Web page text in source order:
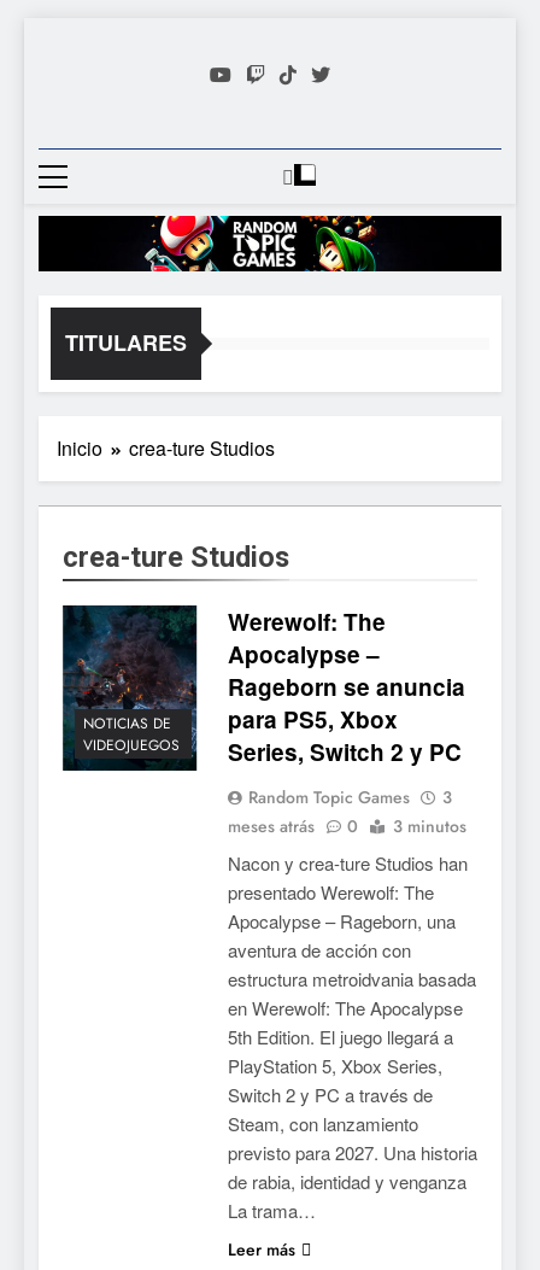
Random
Games
Videojuego Favorito
TITULARES
Inicio crea-ture Studios
crea-ture Studios
NOTICIAS DE
VIDEOJUEGOS
Werewolf: The
Apocalypse –
Rageborn se anuncia
para PS5, Xbox
Series, Switch 2 y PC
Random Topic Games
3
meses atrás
0 3 minutos
Nacon y crea-ture Studios han
presentado Werewolf: The
Apocalypse – Rageborn, una
aventura de acción con
estructura metroidvania basada
en Werewolf: The Apocalypse
5th Edition. El juego llegará a
PlayStation 5, Xbox Series,
Switch 2 y PC a través de
Steam, con lanzamiento
previsto para 2027. Una historia
de rabia, identidad y venganza
La trama…
Leer más
5
Mistbound: Guild Wars
tendrá su primer CCG digital
para PC y móviles
NOTICIAS DE VIDEOJUEGOS
6
Onimusha: Way of the Sword
lanza demo gratuita y abre
reservas
NOTICIAS DE VIDEOJUEGOS
No Rest for the Wicked
confirma su versión 1.0 para
octubre en PS5 y PC
NOTICIAS DE VIDEOJUEGOS
Stuntman: Hollywood
devuelve el espectáculo de
la conducción acrobática a
PS5, Xbox Series X|S y PC
NOTICIAS DE VIDEOJUEGOS
Ragnarok Origin: Classic ya
está disponible, y es el único